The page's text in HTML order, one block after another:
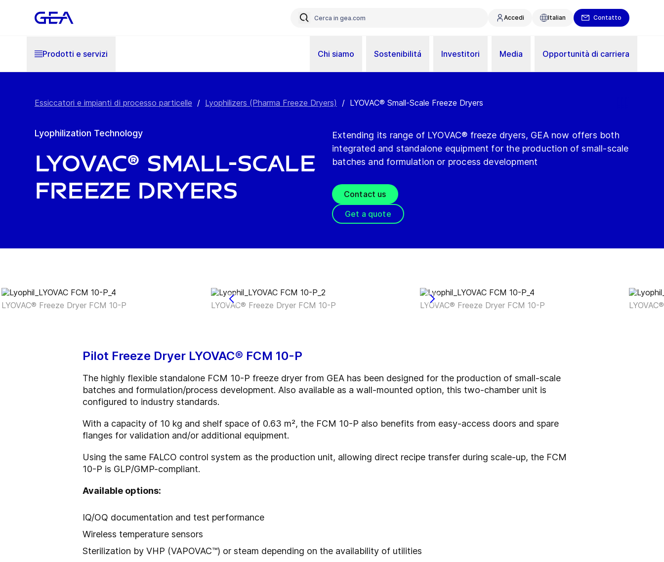
Accedi Italian Contatto
Prodotti e servizi Chi siamo Sostenibilitá Investitori Media Opportunità di carriera
Essiccatori e impianti di processo particelle / Lyophilizers (Pharma Freeze Dryers) / LYOVAC® Small-Scale Freeze Dryers
Lyophilization Technology
LYOVAC® Small-Scale
Freeze Dryers
Extending its range of LYOVAC® freeze dryers, GEA now offers both
integrated and standalone equipment for the production of small-scale
batches and formulation or process development
Contact us
Get a quote
LYOVAC® Freeze Dryer FCM 10-P LYOVAC® Freeze Dryer FCM 10-P LYOVAC® Freeze Dryer FCM 10-P
Pilot Freeze Dryer LYOVAC® FCM 10-P
The highly flexible standalone FCM 10-P freeze dryer from GEA has been designed for the production of small-scale
batches and formulation/process development. Also available as a wall-mounted option, this two-chamber unit is
configured to industry standards.
With a capacity of 10 kg and shelf space of 0.63 m², the FCM 10-P also benefits from easy-access doors and spare
flanges for validation and/or additional equipment.
Using the same FALCO control system as the production unit, allowing direct recipe transfer during scale-up, the FCM
10-P is GLP/GMP-compliant.
Available options:
IQ/OQ documentation and test performance
Wireless temperature sensors
Sterilization by VHP (VAPOVAC™) or steam depending on the availability of utilities